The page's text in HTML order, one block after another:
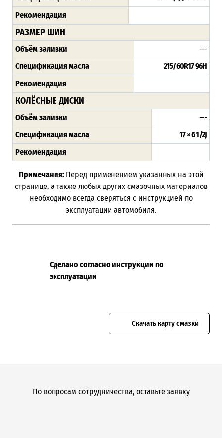
Рекомендация
РАЗМЕР ШИН
Объём заливки
---
Спецификация масла
215/60R17 96H
Рекомендация
КОЛЁСНЫЕ ДИСКИ
Объём заливки
---
Спецификация масла
17 × 6 1/2J
Рекомендация
Примечания: Перед применением указанных на этой
странице, а также любых других смазочных материалов
необходимо всегда сверяться с инструкцией по
эксплуатации автомобиля.
Сделано согласно инструкции по
эксплуатации
Скачать карту смазки
По вопросам сотрудничества, оставьте заявку